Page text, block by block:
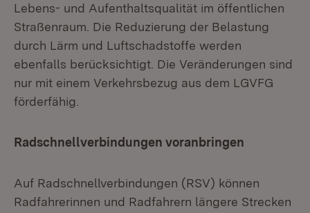
Lebens- und Aufenthaltsqualität im öffentlichen
Straßenraum. Die Reduzierung der Belastung
durch Lärm und Luftschadstoffe werden
ebenfalls berücksichtigt. Die Veränderungen sind
nur mit einem Verkehrsbezug aus dem LGVFG
förderfähig.
Radschnellverbindungen voranbringen
Auf Radschnellverbindungen (RSV) können
Radfahrerinnen und Radfahrern längere Strecken